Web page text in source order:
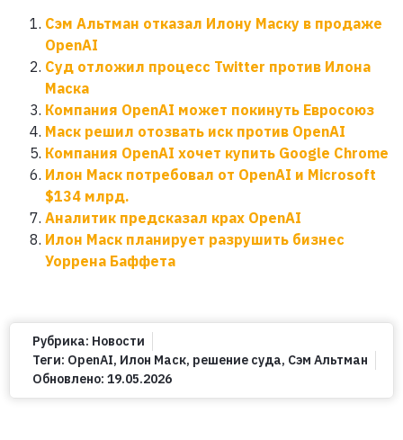
Сэм Альтман отказал Илону Маску в продаже
OpenAI
Суд отложил процесс Twitter против Илона
Маска
Компания OpenAI может покинуть Евросоюз
Маск решил отозвать иск против OpenAI
Компания OpenAI хочет купить Google Chrome
Илон Маск потребовал от OpenAI и Microsoft
$134 млрд.
Аналитик предсказал крах OpenAI
Илон Маск планирует разрушить бизнес
Уоррена Баффета
Рубрика: Новости
Теги: OpenAI, Илон Маск, решение суда, Сэм Альтман
Обновлено: 19.05.2026